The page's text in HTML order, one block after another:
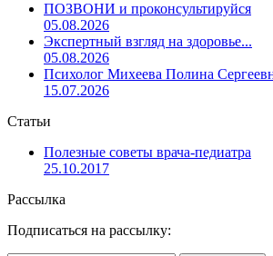
ПОЗВОНИ и проконсультируйся
05.08.2026
Экспертный взгляд на здоровье...
05.08.2026
Психолог Михеева Полина
15.07.2026
Статьи
Полезные советы врача-педиатра
25.10.2017
Рассылка
Подписаться на рассылку: